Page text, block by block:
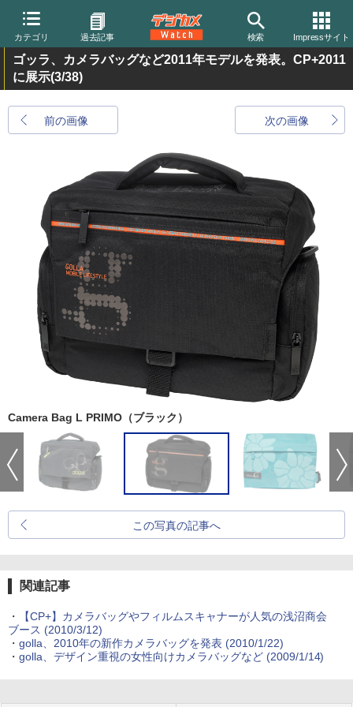
カテゴリ 過去記事 検索 Impressサイト
ゴッラ、カメラバッグなど2011年モデルを発表。CP+2011
に展示(3/38)
前の画像 次の画像
Camera Bag L PRIMO（ブラック）
この写真の記事へ
関連記事
・
【CP+】カメラバッグやフィルムスキャナーが人気の浅沼商会
ブース (2010/3/12)
・ golla、2010年の新作カメラバッグを発表 (2010/1/22)
・ golla、デザイン重視の女性向けカメラバッグなど (2009/1/14)